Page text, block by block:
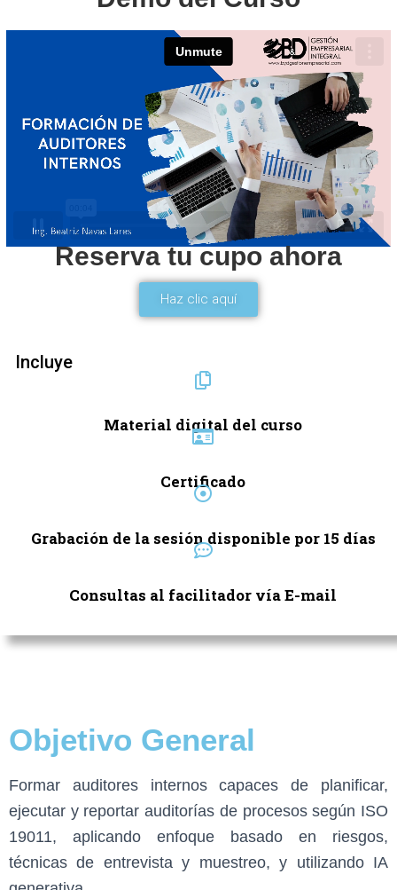
Reserva tu cupo ahora
Haz clic aquí
Incluye
Material digital del curso
Certificado
Grabación de la sesión disponible por 15 días
Consultas al facilitador vía E-mail
Objetivo General
Formar auditores internos capaces de planificar,
ejecutar y reportar auditorías de procesos según ISO
19011, aplicando enfoque basado en riesgos,
técnicas de entrevista y muestreo, y utilizando IA